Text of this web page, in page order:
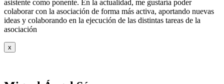
asistente como ponente. En la actualidad, me gustaría poder
colaborar con la asociación de forma más activa, aportando nuevas
ideas y colaborando en la ejecución de las distintas tareas de la
asociación
x